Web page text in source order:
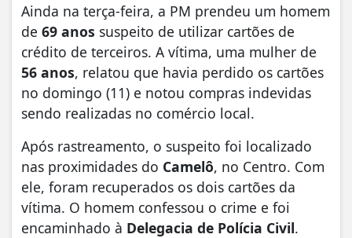
Ainda na terça-feira, a PM prendeu um homem
de 69 anos suspeito de utilizar cartões de
crédito de terceiros. A vítima, uma mulher de
56 anos, relatou que havia perdido os cartões
no domingo (11) e notou compras indevidas
sendo realizadas no comércio local.
Após rastreamento, o suspeito foi localizado
nas proximidades do Camelô, no Centro. Com
ele, foram recuperados os dois cartões da
vítima. O homem confessou o crime e foi
encaminhado à Delegacia de Polícia Civil.